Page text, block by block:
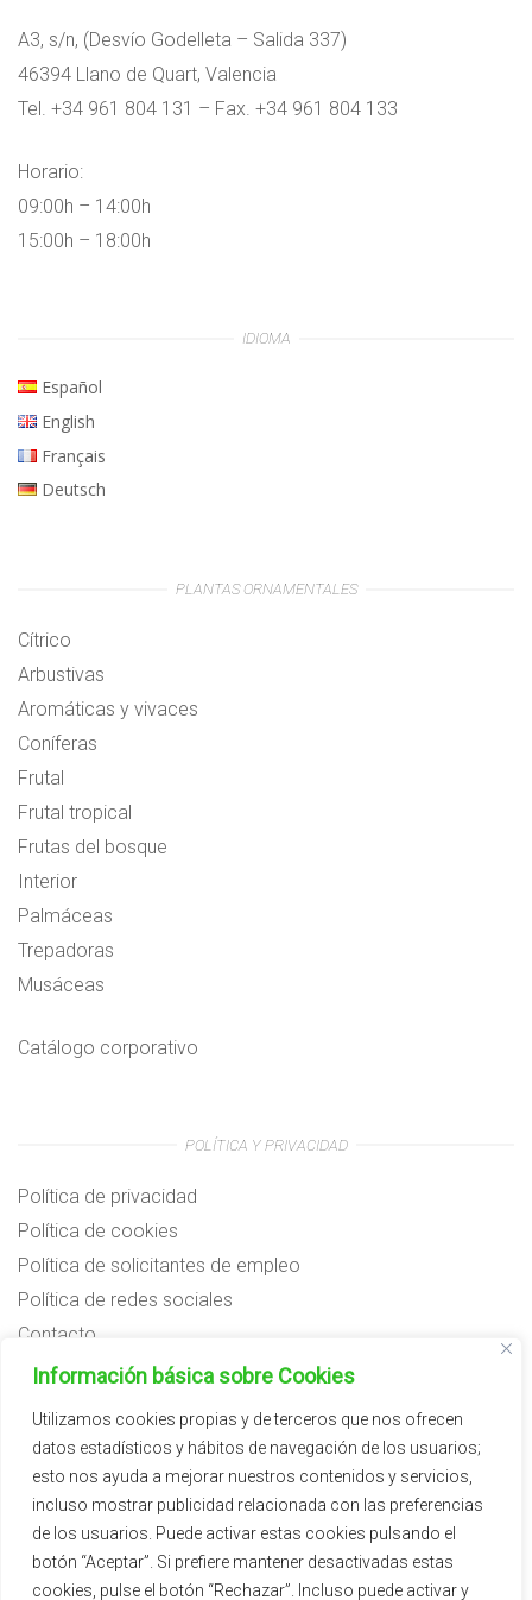
Información básica sobre Cookies
Utilizamos cookies propias y de terceros que nos ofrecen
datos estadísticos y hábitos de navegación de los usuarios;
esto nos ayuda a mejorar nuestros contenidos y servicios,
incluso mostrar publicidad relacionada con las preferencias
de los usuarios. Puede activar estas cookies pulsando el
botón “Aceptar”. Si prefiere mantener desactivadas estas
cookies, pulse el botón “Rechazar”. Incluso puede activar y
A3, s/n, (Desvío Godelleta – Salida 337)
46394 Llano de Quart, Valencia
Tel. +34 961 804 131 – Fax. +34 961 804 133
Horario:
09:00h – 14:00h
15:00h – 18:00h
IDIOMA
Español
English
Français
Deutsch
PLANTAS ORNAMENTALES
Cítrico
Arbustivas
Aromáticas y vivaces
Coníferas
Frutal
Frutal tropical
Frutas del bosque
Interior
Palmáceas
Trepadoras
Musáceas
Catálogo corporativo
POLÍTICA Y PRIVACIDAD
Política de privacidad
Política de cookies
Política de solicitantes de empleo
Política de redes sociales
Contacto
Preguntas frecuentes
Subvenciones